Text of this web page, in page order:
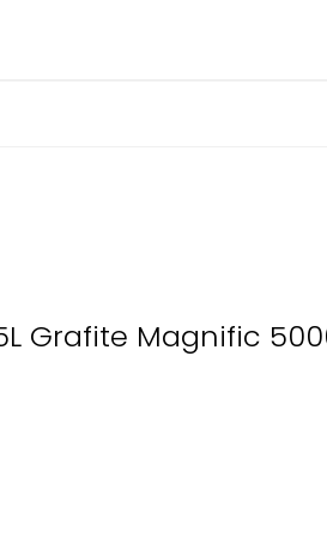
Grafite Magnific